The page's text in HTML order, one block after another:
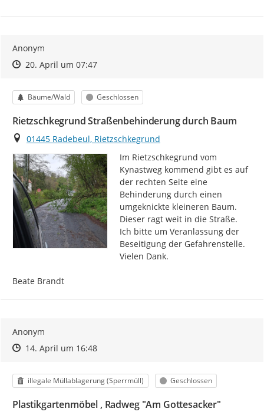
Anonym
Zeitpunkt des Erstellens
Zeitpunkt des Erstellens
20. April um 07:47Zur Äußerung
Kategorie
Bäume/Wald Status
Geschlossen
Rietzschkegrund Straßenbehinderung durch Baum
Ort
01445 Radebeul, Rietzschkegrund
Im Rietzschkegrund vom
Kynastweg kommend gibt es auf
der rechten Seite eine
Behinderung durch einen
umgeknickte kleineren Baum.
Dieser ragt weit in die Straße.
Ich bitte um Veranlassung der
Beseitigung der Gefahrenstelle.
Vielen Dank.
Beate Brandt
Anonym
Zeitpunkt des Erstellens
Zeitpunkt des Erstellens
14. April um 16:48Zur Äußerung
Kategorie
illegale Müllablagerung (Sperrmüll) Status
Geschlossen
Plastikgartenmöbel , Radweg "Am Gottesacker"